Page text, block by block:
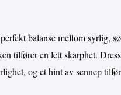
balanse mellom syrlig,
tilfører en lett skarphet.
og et hint av sennep